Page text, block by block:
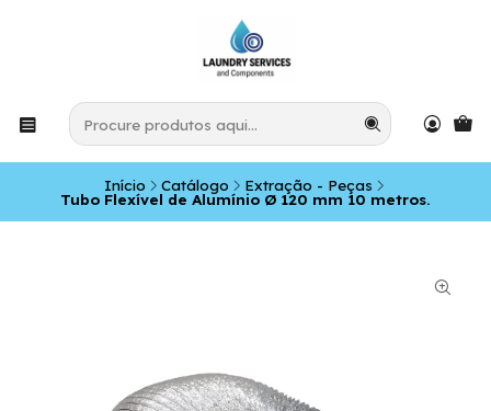
Início Catálogo Extração - Peças
Tubo Flexível de Alumínio Ø 120 mm 10 metros.